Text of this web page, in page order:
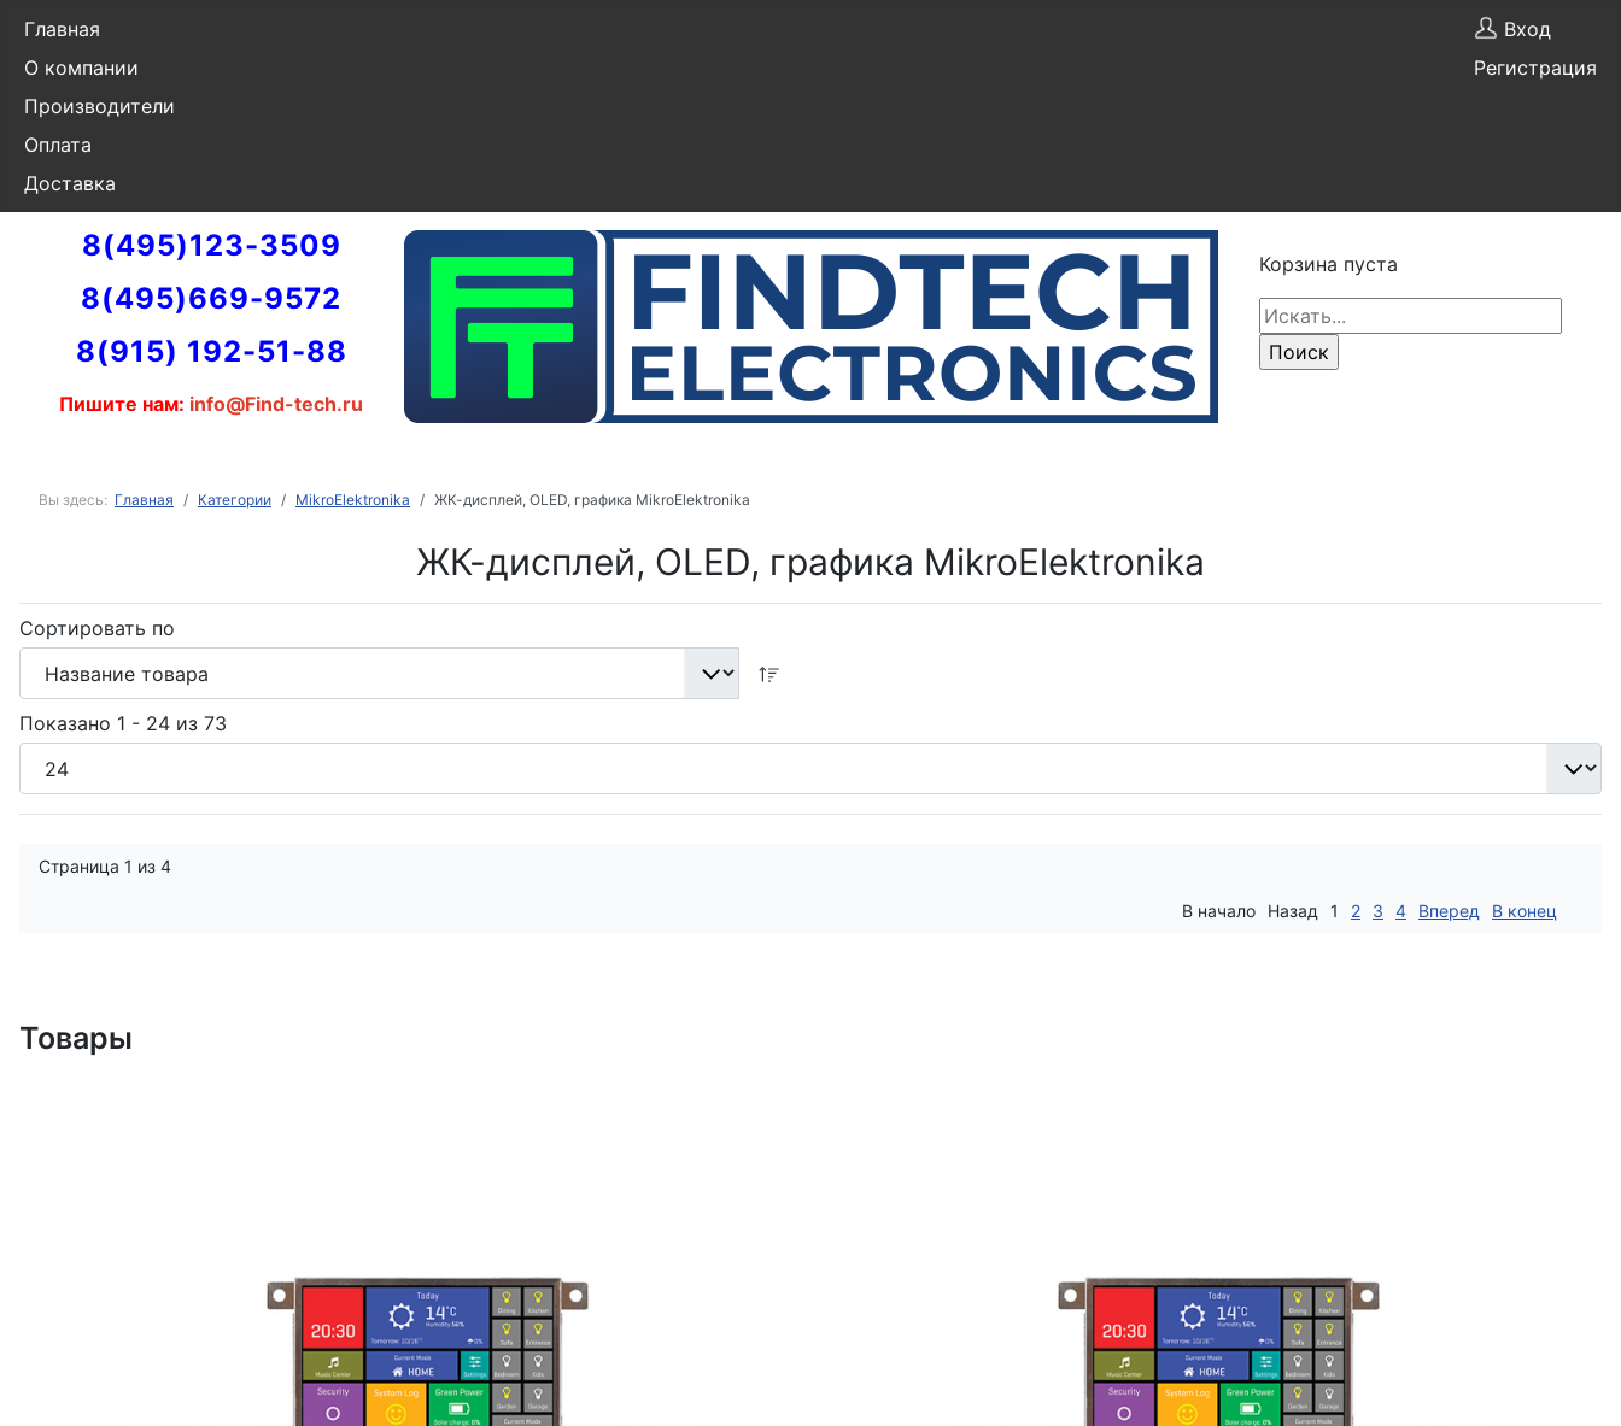
Главная
О компании
Производители
Оплата
Доставка
Вход
Регистрация
8(495)123-3509
8(495)669-9572
8(915) 192-51-88
Пишите нам: info@Find-tech.ru
Корзина пуста
Вы здесь: Главная Категории MikroElektronika ЖК-дисплей, OLED, графика MikroElektronika
ЖК-дисплей, OLED, графика MikroElektronika
Сортировать по
Показано 1 - 24 из 73
Страница 1 из 4
В начало Назад 1 2 3 4 Вперед В конец
Товары